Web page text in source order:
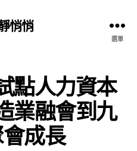
悄悄
選單
點人力資本
業融會到九
成長